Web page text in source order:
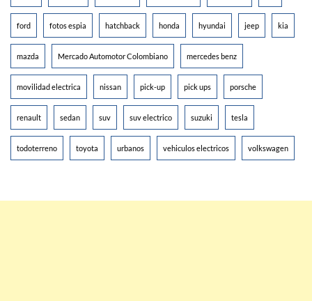
ford fotos espia hatchback honda hyundai jeep kia
mazda Mercado Automotor Colombiano mercedes benz
movilidad electrica nissan pick-up pick ups porsche
renault sedan suv suv electrico suzuki tesla
todoterreno toyota urbanos vehiculos electricos volkswagen